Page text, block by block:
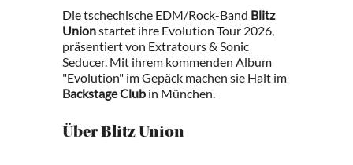
Die tschechische EDM/Rock-Band Blitz
Unionstartet ihre Evolution Tour 2026,
präsentiert von Extratours & Sonic
Seducer. Mit ihrem kommenden Album
"Evolution" im Gepäck machen sie Halt im
Backstage Club in München.
Über Blitz Union